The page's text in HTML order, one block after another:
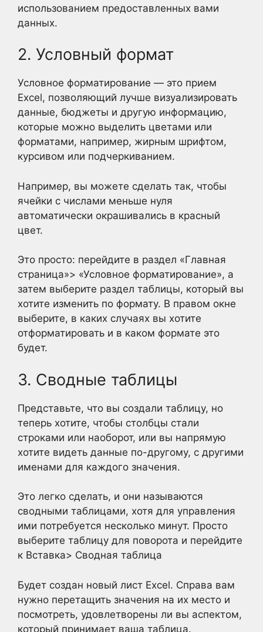
использованием предоставленных вами
данных.
2. Условный формат
Условное форматирование — это прием
Excel, позволяющий лучше визуализировать
данные, бюджеты и другую информацию,
которые можно выделить цветами или
форматами, например, жирным шрифтом,
курсивом или подчеркиванием.
Например, вы можете сделать так, чтобы
ячейки с числами меньше нуля
автоматически окрашивались в красный
цвет.
Это просто: перейдите в раздел «Главная
страница»> «Условное форматирование», а
затем выберите раздел таблицы, который вы
хотите изменить по формату. В правом окне
выберите, в каких случаях вы хотите
отформатировать и в каком формате это
будет.
3. Сводные таблицы
Представьте, что вы создали таблицу, но
теперь хотите, чтобы столбцы стали
строками или наоборот, или вы напрямую
хотите видеть данные по-другому, с другими
именами для каждого значения.
Это легко сделать, и они называются
сводными таблицами, хотя для управления
ими потребуется несколько минут. Просто
выберите таблицу для поворота и перейдите
к Вставка> Сводная таблица
Будет создан новый лист Excel. Справа вам
нужно перетащить значения на их место и
посмотреть, удовлетворены ли вы аспектом,
который принимает ваша таблица.